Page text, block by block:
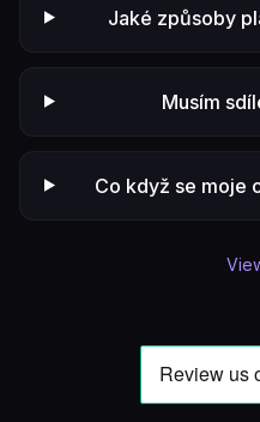
Jaké způsoby
Musím
Co když se moje